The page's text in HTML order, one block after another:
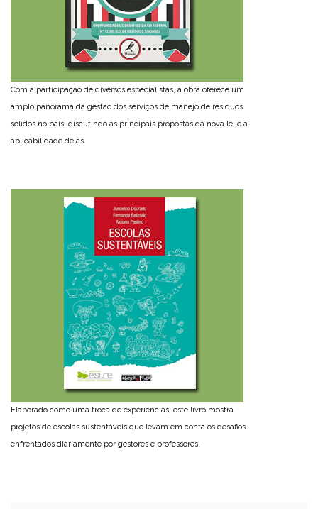
Com a participação de diversos especialistas, a obra oferece um
amplo panorama da gestão dos serviços de manejo de resíduos
sólidos no país, discutindo as principais propostas da nova lei e a
aplicabilidade delas.
Elaborado como uma troca de experiências, este livro mostra
projetos de escolas sustentáveis que levam em conta os desafios
enfrentados diariamente por gestores e professores.